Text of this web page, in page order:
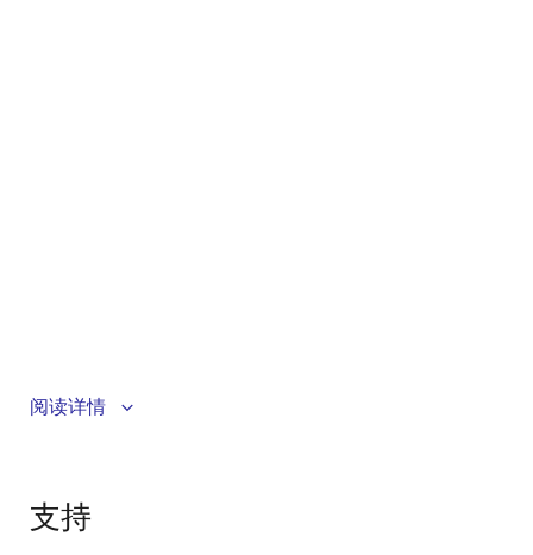
The VersaClock® 6E programmable clock generator
design by replacing multiple discrete timing
阅读详情
支持